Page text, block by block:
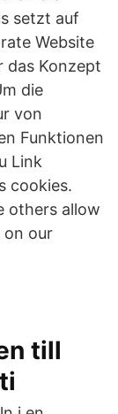
setzt auf
Website
das Konzept
die
von
Funktionen
Link
cookies.
others allow
on our
till